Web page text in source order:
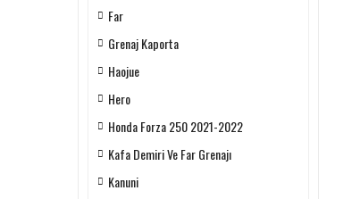
Far
Grenaj Kaporta
Haojue
Hero
Honda Forza 250 2021-2022
Kafa Demiri Ve Far Grenajı
Kanuni